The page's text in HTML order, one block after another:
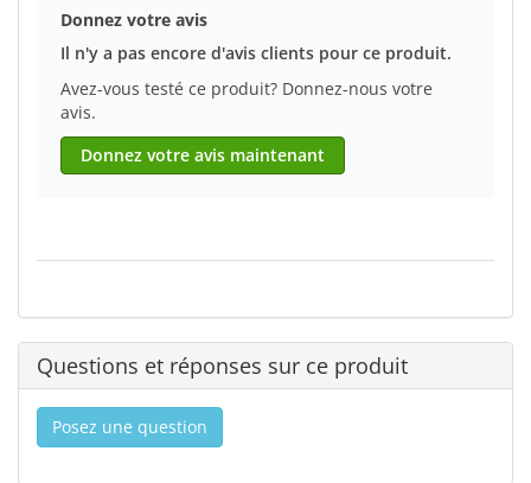
Donnez votre avis
Il n'y a pas encore d'avis clients pour ce produit.
Avez-vous testé ce produit? Donnez-nous votre
avis.
Donnez votre avis maintenant
Questions et réponses sur ce produit
Posez une question